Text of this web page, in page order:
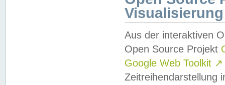
Visualisierung
Aus der interaktiven
Open Source Projekt
Google Web Toolkit ↗
Zeitreihendarstellung